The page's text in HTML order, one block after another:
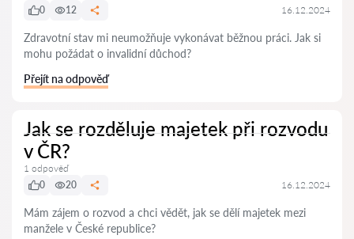
0
12 16.12.2024
Zdravotní stav mi neumožňuje vykonávat běžnou práci. Jak si
mohu požádat o invalidní důchod?
Přejít na odpověď
Jak se rozděluje majetek při rozvodu
v ČR?
1 odpověď
0
20 16.12.2024
Mám zájem o rozvod a chci vědět, jak se dělí majetek mezi
manžele v České republice?